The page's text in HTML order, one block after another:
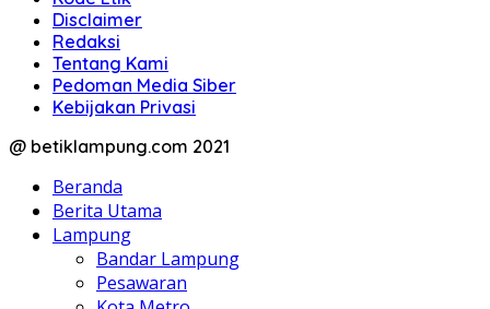
Disclaimer
Redaksi
Tentang Kami
Pedoman Media Siber
Kebijakan Privasi
@ betiklampung.com 2021
Beranda
Berita Utama
Lampung
Bandar Lampung
Pesawaran